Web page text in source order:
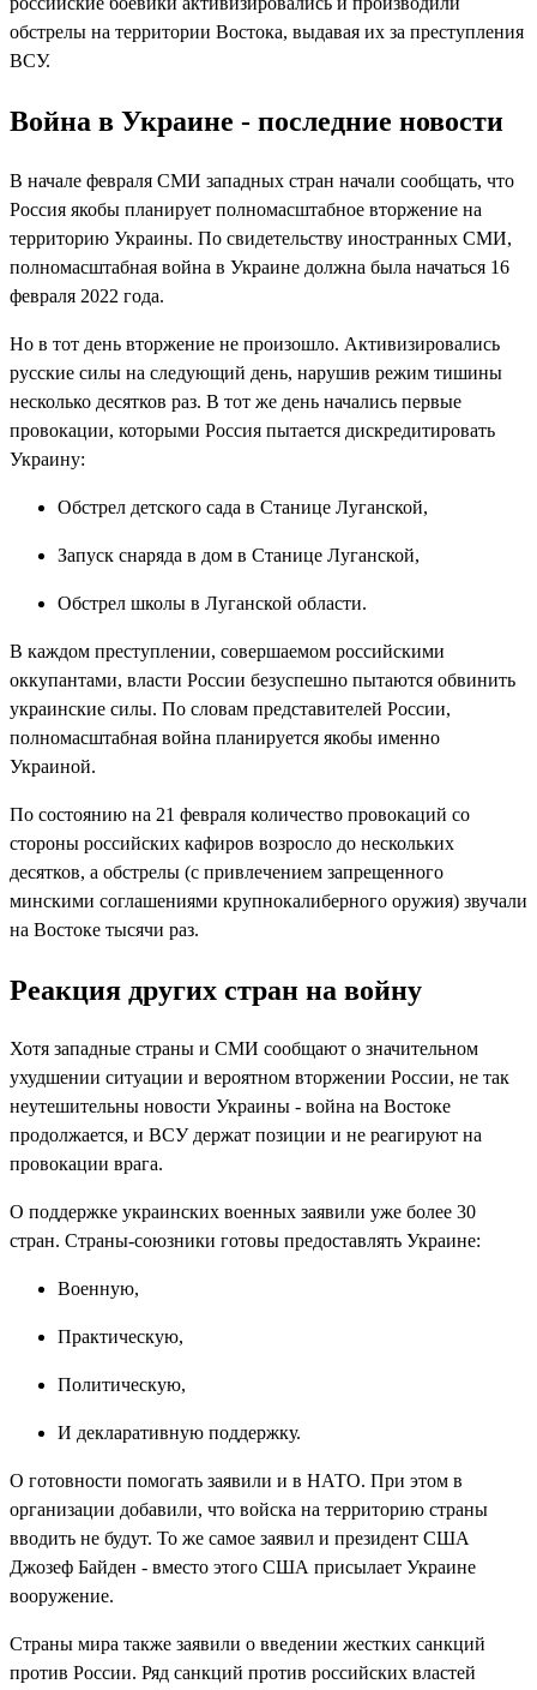
обстрелы на территории Востока, выдавая их за преступления
ВСУ.
Война в Украине - последние новости
В начале февраля СМИ западных стран начали сообщать, что
Россия якобы планирует полномасштабное вторжение на
территорию Украины. По свидетельству иностранных СМИ,
полномасштабная война в Украине должна была начаться 16
февраля 2022 года.
Но в тот день вторжение не произошло. Активизировались
русские силы на следующий день, нарушив режим тишины
несколько десятков раз. В тот же день начались первые
провокации, которыми Россия пытается дискредитировать
Украину:
Обстрел детского сада в Станице Луганской,
Запуск снаряда в дом в Станице Луганской,
Обстрел школы в Луганской области.
В каждом преступлении, совершаемом российскими
оккупантами, власти России безуспешно пытаются обвинить
украинские силы. По словам представителей России,
полномасштабная война планируется якобы именно
Украиной.
По состоянию на 21 февраля количество провокаций со
стороны российских кафиров возросло до нескольких
десятков, а обстрелы (с привлечением запрещенного
минскими соглашениями крупнокалиберного оружия) звучали
на Востоке тысячи раз.
Реакция других стран на войну
Хотя западные страны и СМИ сообщают о значительном
ухудшении ситуации и вероятном вторжении России, не так
неутешительны новости Украины - война на Востоке
продолжается, и ВСУ держат позиции и не реагируют на
провокации врага.
О поддержке украинских военных заявили уже более 30
стран. Страны-союзники готовы предоставлять Украине:
Военную,
Практическую,
Политическую,
И декларативную поддержку.
О готовности помогать заявили и в НАТО. При этом в
организации добавили, что войска на территорию страны
вводить не будут. То же самое заявил и президент США
Джозеф Байден - вместо этого США присылает Украине
вооружение.
Страны мира также заявили о введении жестких санкций
против России. Ряд санкций против российских властей